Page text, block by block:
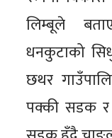
लिम्बूले
धनकुटाको
छथर
पक्की सडक र